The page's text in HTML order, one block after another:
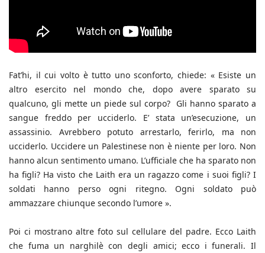
Fat’hi, il cui volto è tutto uno sconforto, chiede: « Esiste un
altro esercito nel mondo che, dopo avere sparato su
qualcuno, gli mette un piede sul corpo? Gli hanno sparato a
sangue freddo per ucciderlo. E’ stata un’esecuzione, un
assassinio. Avrebbero potuto arrestarlo, ferirlo, ma non
ucciderlo. Uccidere un Palestinese non è niente per loro. Non
hanno alcun sentimento umano. L’ufficiale che ha sparato non
ha figli? Ha visto che Laith era un ragazzo come i suoi figli? I
soldati hanno perso ogni ritegno. Ogni soldato può
ammazzare chiunque secondo l’umore ».
Poi ci mostrano altre foto sul cellulare del padre. Ecco Laith
che fuma un narghilè con degli amici; ecco i funerali. Il